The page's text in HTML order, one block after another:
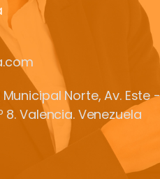
Norte, Av. Este
8. Valencia. Venezuela